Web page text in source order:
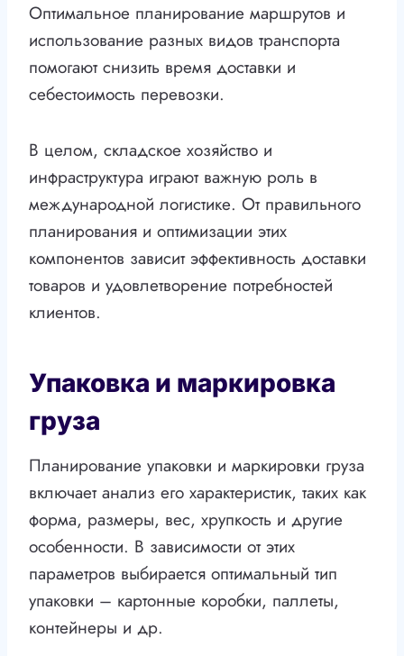
Оптимальное планирование маршрутов и
использование разных видов транспорта
помогают снизить время доставки и
себестоимость перевозки.
В целом, складское хозяйство и
инфраструктура играют важную роль в
международной логистике. От правильного
планирования и оптимизации этих
компонентов зависит эффективность доставки
товаров и удовлетворение потребностей
клиентов.
Упаковка и маркировка
груза
Планирование упаковки и маркировки груза
включает анализ его характеристик, таких как
форма, размеры, вес, хрупкость и другие
особенности. В зависимости от этих
параметров выбирается оптимальный тип
упаковки – картонные коробки, паллеты,
контейнеры и др.